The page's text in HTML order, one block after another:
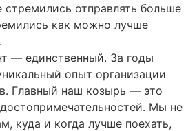
отправлять больше
как можно лучше
— единственный. За годы
опыт организации
Главный наш козырь — это
Мы не
куда и когда лучше поехать,